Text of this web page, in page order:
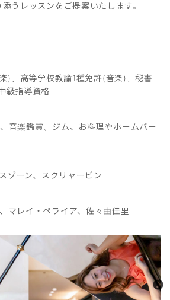
うレッスンをご提案いたします。
)、高等学校教諭1種免許(音楽)、秘書
級指導資格
音楽鑑賞、ジム、お料理やホームパー
ゾーン、スクリャービン
マレイ・ペライア、佐々由佳里